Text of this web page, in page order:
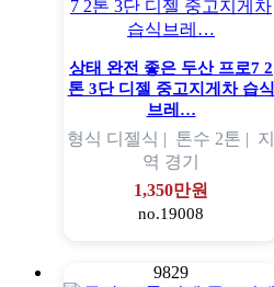
상태 완전 좋은 두산 프로7 2
톤 3단 디젤 중고지게차 습식
브레…
형식 디젤식 | 톤수 2톤 | 지
역 경기
1,350만원
no.19008
9829